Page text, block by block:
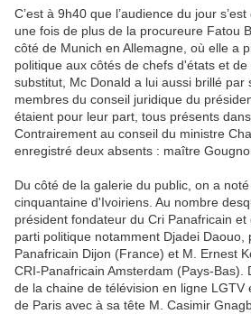
C’est à 9h40 que l’audience du jour
une fois de plus de la procureure Fatou
côté de Munich en Allemagne, où elle a
politique aux côtés de chefs d'états et
substitut, Mc Donald a lui aussi brillé par
membres du conseil juridique du
étaient pour leur part, tous présents
Contrairement au conseil du ministre
enregistré deux absents : maître
Du côté de la galerie du public, on a
cinquantaine d'Ivoiriens. Au nombre
président fondateur du Cri Panafricain
parti politique notamment Djadei Daouo,
Panafricain Dijon (France) et M. Ernest
CRI-Panafricain Amsterdam (Pays-Bas).
de la chaine de télévision en ligne LGTV
de Paris avec à sa tête M. Casimir